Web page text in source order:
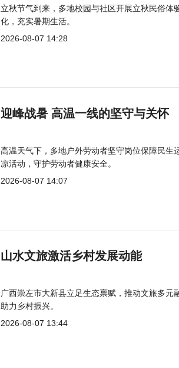
立秋节气到来，多地校园与社区开展立秋民俗体
化，充实暑期生活。
2026-08-07 14:28
迎峰战暑 高温一线的坚守与关怀
高温天气下，多地户外劳动者坚守岗位保障民生
凉活动，守护劳动者健康安全。
2026-08-07 14:07
山水文旅激活乡村发展动能
广西崇左市大新县立足生态禀赋，推动文旅多
助力乡村振兴。
2026-08-07 13:44